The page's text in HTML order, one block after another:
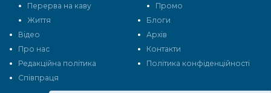
Перерва на каву
Промо
Життя
Блоги
Відео
Архів
Про нас
Контакти
Редакційна політика
Політика конфіденційності
Cпівпраця